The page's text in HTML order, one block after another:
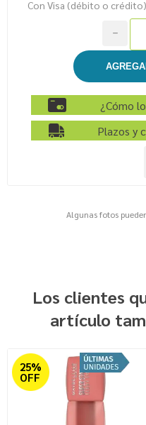
Con Visa (débito o
h
¿Cómo
Plazos y
Algunas fotos
Los clientes
artículo
25%
OFF